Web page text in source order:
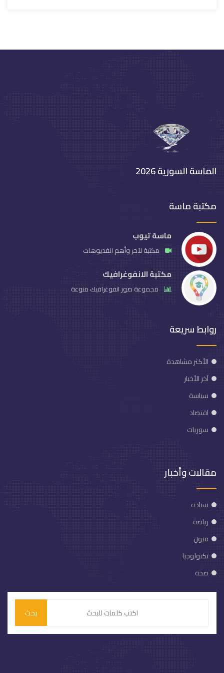
الماسة السورية 2026
مكتبة ماسة
ماسة تيوب
مكتبة لآخر وأهم الفديوهات
مكتبة الانفوغرافيك
مجموعة صور انفوغرافيك منوعة
روابط سريعة
الأكثر مشاهدة
آخر الأخبار
سياسة
اقتصاد
سوريات
مقالات وأخبار
سياحة
رياضة
فنون
تكنولوجيا
صحة
بحث